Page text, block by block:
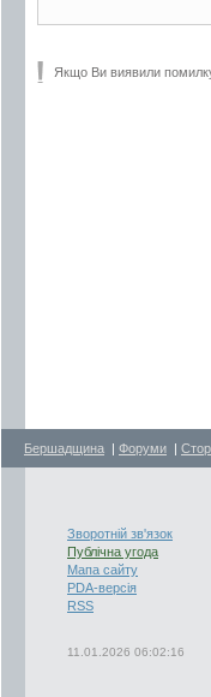
Якщо Ви виявили
Бершадщина | Форуми |
Зворотній зв'язок
Публічна угода
Мапа сайту
PDA-версія
RSS
11.01.2026 06:02:16